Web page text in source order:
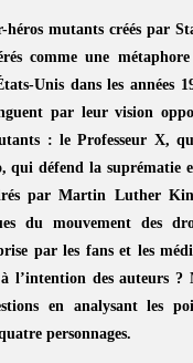
héros mutants créés par
comme une
Unis dans les années
par leur vision
: le Professeur X,
qui défend la suprématie
par Martin Luther
du mouvement des
par les fans et les
l’intention des auteurs ?
en analysant les
personnages.